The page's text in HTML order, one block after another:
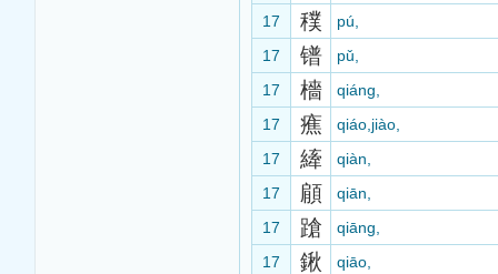
17
穙
pú,
17
镨
pǔ,
17
檣
qiáng,
17
癄
qiáo,jiào,
17
縴
qiàn,
17
顅
qiān,
17
蹌
qiāng,
17
鍬
qiāo,